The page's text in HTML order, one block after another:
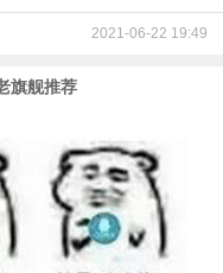
2021-06-22 19:49
旗舰推荐